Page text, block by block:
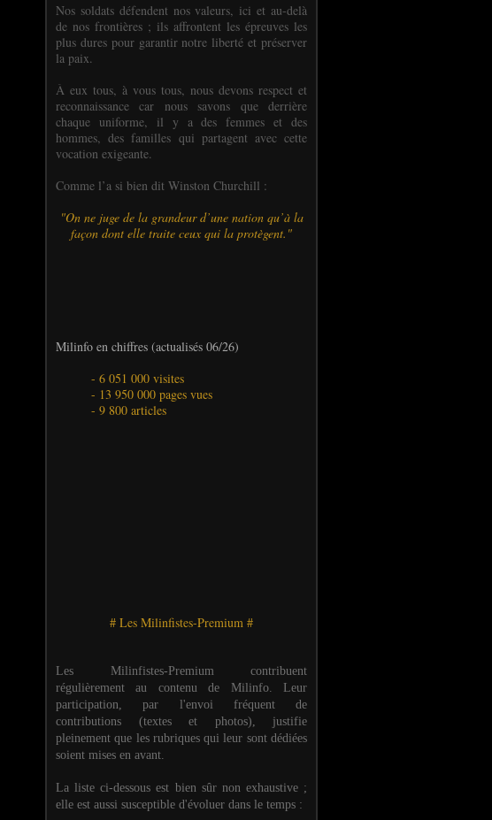
Nos soldats défendent nos valeurs, ici et au-delà
de nos frontières ; ils affrontent les épreuves les
plus dures pour garantir notre liberté et préserver
la paix.
À eux tous, à vous tous, nous devons respect et
reconnaissance car nous savons que derrière
chaque uniforme, il y a des femmes et des
hommes, des familles qui partagent avec cette
vocation exigeante.
Comme l’a si bien dit Winston Churchill :
"On ne juge de la grandeur d’une nation qu’à la
façon dont elle traite ceux qui la protègent."
Milinfo en chiffres (actualisés 06/26)
- 6 051 000 visites
- 13 950 000 pages vues
- 9 800 articles
# Les Milinfistes-Premium #
Les Milinfistes-Premium contribuent
régulièrement au contenu de Milinfo. Leur
participation, par l'envoi fréquent de
contributions (textes et photos), justifie
pleinement que les rubriques qui leur sont dédiées
soient mises en avant.
La liste ci-dessous est bien sûr non exhaustive ;
elle est aussi susceptible d'évoluer dans le temps :